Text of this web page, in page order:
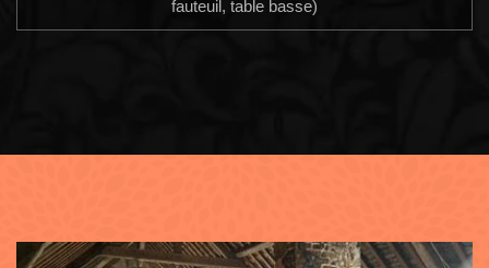
fauteuil, table basse)